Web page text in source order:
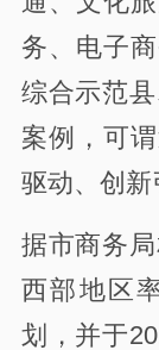
务、电子
综合示范
案例，可
驱动、创新
据市商务
西部地区
划，并于